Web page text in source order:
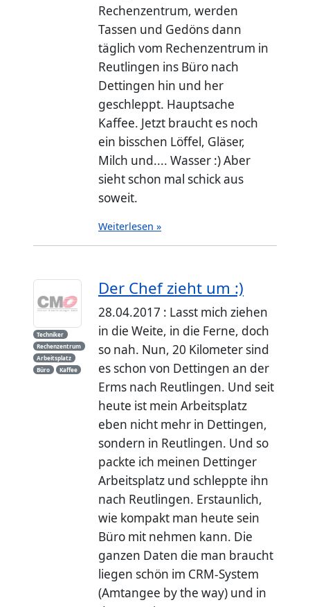
Rechenzentrum, werden
Tassen und Gedöns dann
täglich vom Rechenzentrum in
Reutlingen ins Büro nach
Dettingen hin und her
geschleppt. Hauptsache
Kaffee. Jetzt braucht es noch
ein bisschen Löffel, Gläser,
Milch und.... Wasser :) Aber
sieht schon mal schick aus
soweit.
Weiterlesen »
Techniker
Rechenzentrum
Arbeitsplatz
Büro
Kaffee
Der Chef zieht um :)
28.04.2017 : Lasst mich ziehen
in die Weite, in die Ferne, doch
so nah. Nun, 20 Kilometer sind
es schon von Dettingen an der
Erms nach Reutlingen. Und seit
heute ist mein Arbeitsplatz
eben nicht mehr in Dettingen,
sondern in Reutlingen. Und so
packte ich meinen Dettinger
Arbeitsplatz und schleppte ihn
nach Reutlingen. Erstaunlich,
wie kompakt man heute sein
Büro mit nehmen kann. Die
ganzen Daten die man braucht
liegen schön im CRM-System
(Amtangee by the way) und in